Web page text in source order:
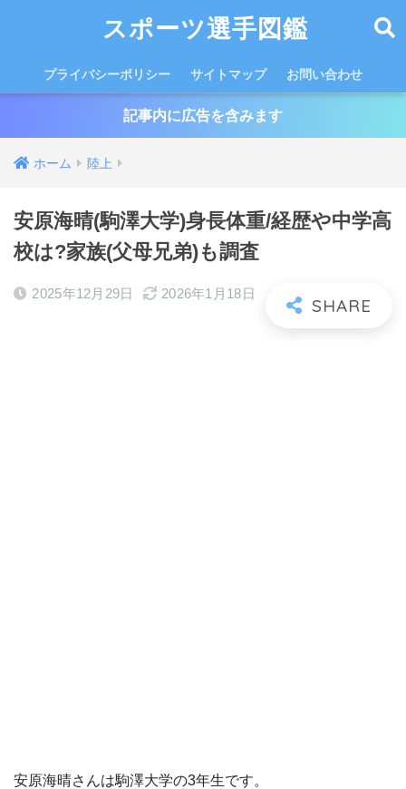
スポーツ選手図鑑
プライバシーポリシー サイトマップ お問い合わせ
記事内に広告を含みます
ホーム 陸上
安原海晴(駒澤大学)身長体重/経歴や中学高
校は?家族(父母兄弟)も調査
2025年12月29日 2026年1月18日
安原海晴さんは駒澤大学の3年生です。